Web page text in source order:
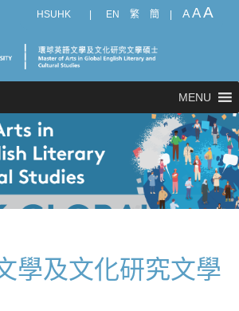
HSUHK EN 繁 簡 AAA
MENU
學及文化研究文學